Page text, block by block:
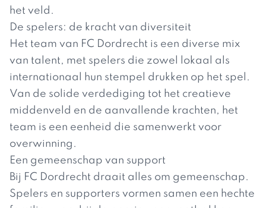
het veld.
De spelers: de kracht van diversiteit
Het team van FC Dordrecht is een diverse mix
van talent, met spelers die zowel lokaal als
internationaal hun stempel drukken op het spel.
Van de solide verdediging tot het creatieve
middenveld en de aanvallende krachten, het
team is een eenheid die samenwerkt voor
overwinning.
Een gemeenschap van support
Bij FC Dordrecht draait alles om gemeenschap.
Spelers en supporters vormen samen een hechte